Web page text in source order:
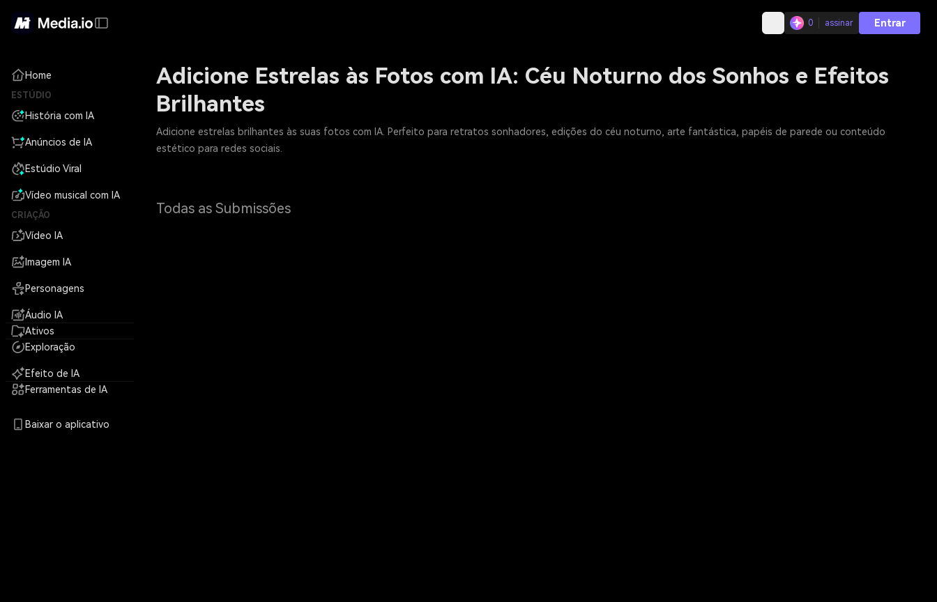
0 assinar Entrar
Home
ESTÚDIO
História com IA
Anúncios de IA
Estúdio Viral
Vídeo musical com IA
CRIAÇÃO
Vídeo IA
Imagem IA
Personagens
Áudio IA
Ativos
Exploração
Efeito de IA
Ferramentas de IA
Baixar o aplicativo
Adicione Estrelas às Fotos com IA: Céu Noturno dos Sonhos e Efeitos
Brilhantes
Adicione estrelas brilhantes às suas fotos com IA. Perfeito para retratos sonhadores, edições do céu noturno, arte fantástica, papéis de parede ou conteúdo
estético para redes sociais.
Todas as Submissões